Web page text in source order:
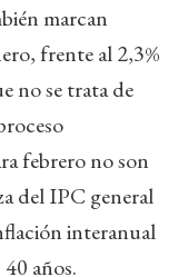
marcan
frente al 2,3%
no se trata de
febrero no son
del IPC general
interanual
años.